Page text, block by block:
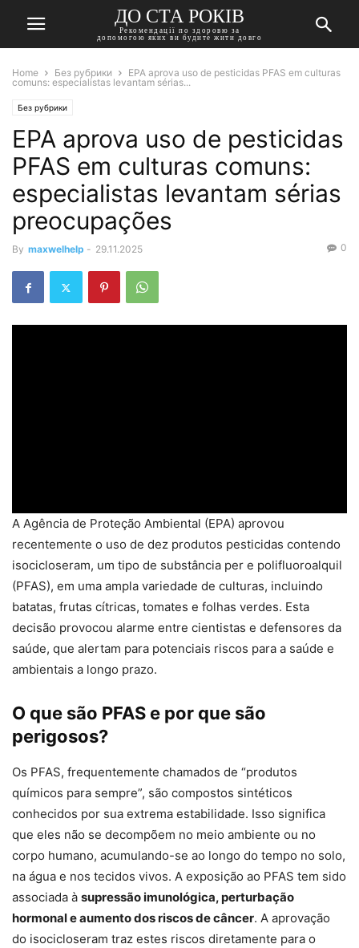
ДО СТА РОКІВ
Рекомендації по здоровю за
допомогою яких ви будите жити довго
Home Без рубрики
EPA aprova uso de pesticidas PFAS em culturas
comuns: especialistas levantam sérias...
Без рубрики
EPA aprova uso de pesticidas
PFAS em culturas comuns:
especialistas levantam sérias
preocupações
By maxwelhelp - 29.11.2025 0
A Agência de Proteção Ambiental (EPA) aprovou
recentemente o uso de dez produtos pesticidas contendo
isocicloseram, um tipo de substância per e polifluoroalquil
(PFAS), em uma ampla variedade de culturas, incluindo
batatas, frutas cítricas, tomates e folhas verdes. Esta
decisão provocou alarme entre cientistas e defensores da
saúde, que alertam para potenciais riscos para a saúde e
ambientais a longo prazo.
O que são PFAS e por que são
perigosos?
Os PFAS, frequentemente chamados de “produtos
químicos para sempre”, são compostos sintéticos
conhecidos por sua extrema estabilidade. Isso significa
que eles não se decompõem no meio ambiente ou no
corpo humano, acumulando-se ao longo do tempo no solo,
na água e nos tecidos vivos. A exposição ao PFAS tem sido
associada à supressão imunológica, perturbação
hormonal e aumento dos riscos de câncer. A aprovação
do isocicloseram traz estes riscos diretamente para o